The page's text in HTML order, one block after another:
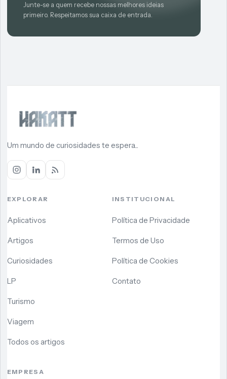
Junte-se a quem recebe nossas melhores ideias
primeiro. Respeitamos sua caixa de entrada.
Um mundo de curiosidades te espera...
EXPLORAR
Aplicativos
Artigos
Curiosidades
LP
Turismo
Viagem
Todos os artigos
INSTITUCIONAL
Política de Privacidade
Termos de Uso
Política de Cookies
Contato
EMPRESA